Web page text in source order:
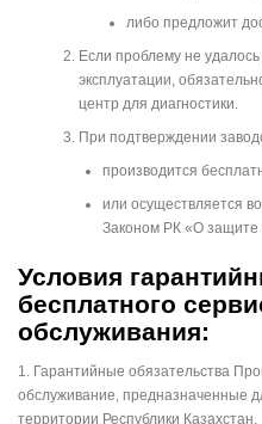
либо предложит
Если проблему не
эксплуатации,
центр для диагностики.
При подтверждении
производится
или осуществляется
Законом РК «О защите
Условия
бесплатного
обслуживания:
1.⁠ ⁠Гарантийные обязательства
обслуживание, предназначенные
территории Республики Казахстан.